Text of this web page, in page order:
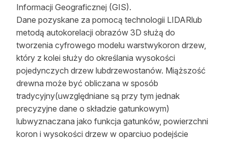
Informacji Geograficznej (GIS).
Dane pozyskane za pomocą technologii LIDARlub
metodą autokorelacji obrazów 3D służą do
tworzenia cyfrowego modelu warstwykoron drzew,
który z kolei służy do określania wysokości
pojedynczych drzew lubdrzewostanów. Miąższość
drewna może być obliczana w sposób
tradycyjny(uwzględniane są przy tym jednak
precyzyjne dane o składzie gatunkowym)
lubwyznaczana jako funkcja gatunków, powierzchni
koron i wysokości drzew w oparciuo podejście